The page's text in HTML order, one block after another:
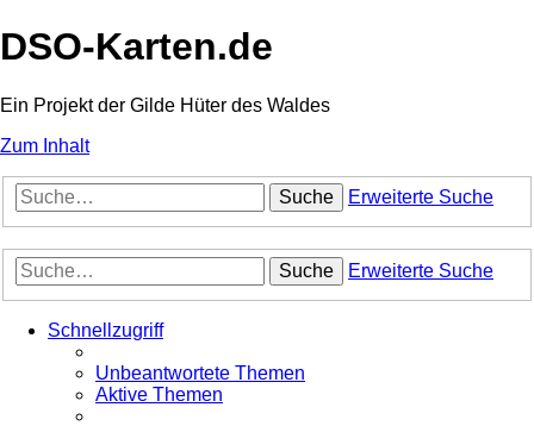
DSO-Karten.de
Ein Projekt der Gilde Hüter des Waldes
Zum Inhalt
Suche Erweiterte Suche
Suche Erweiterte Suche
Schnellzugriff
Unbeantwortete Themen
Aktive Themen